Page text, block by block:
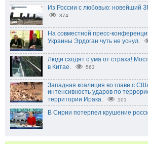
Из России с любовью: новейший
374
На совместной пресс-
Украины Эрдоган чуть не уснул.
Люди сходят с ума от страха!
в Китае.
563
Западная коалиция во главе с
интенсивность ударов по
территории Ирака.
101
В Сирии потерпел крушение